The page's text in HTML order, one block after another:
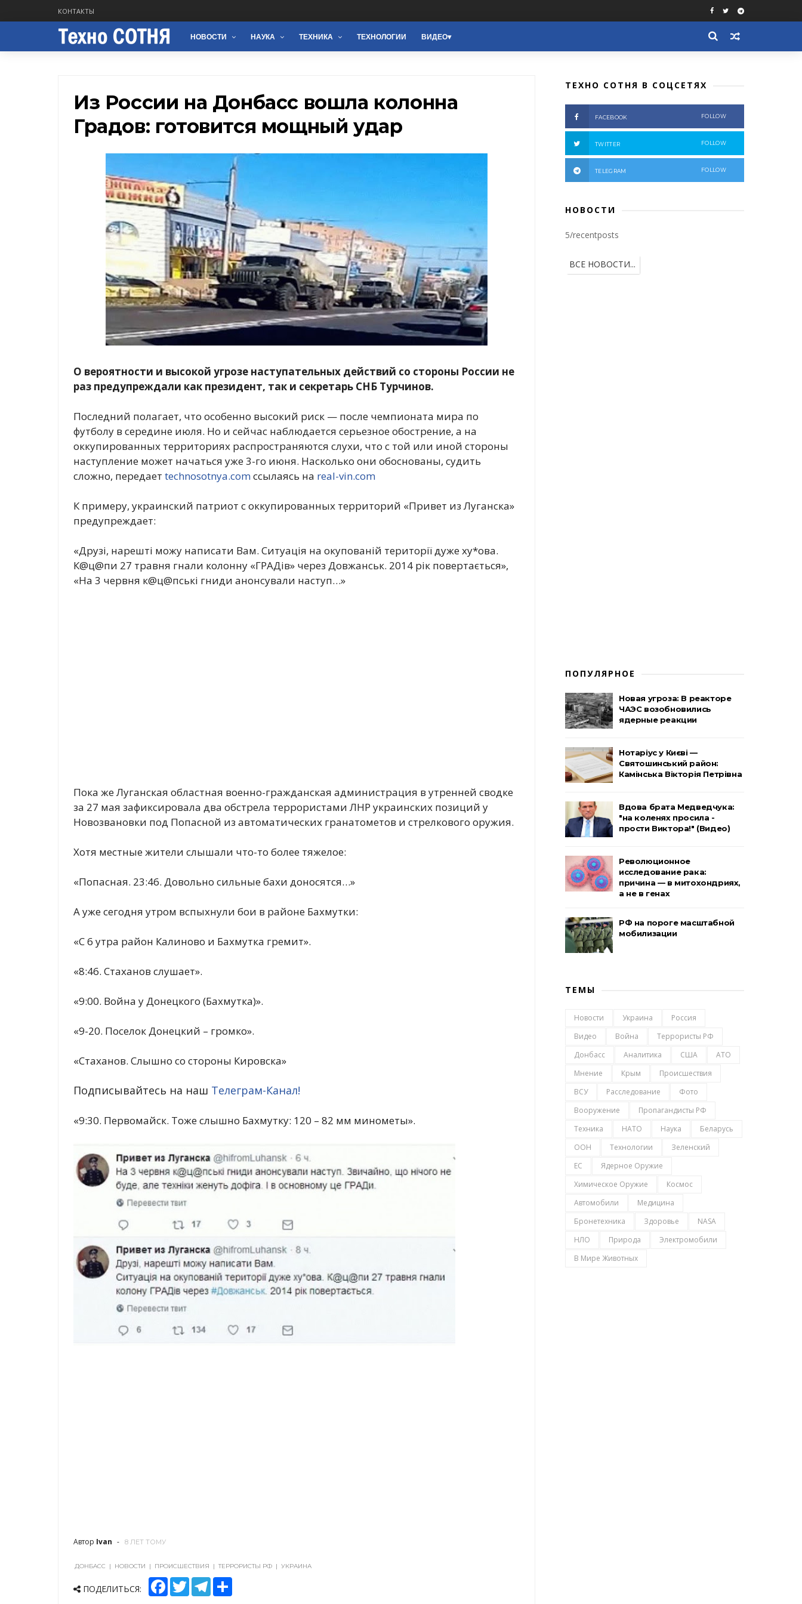
КОНТАКТЫ
НОВОСТИ НАУКА ТЕХНИКА ТЕХНОЛОГИИ ВИДЕО
Из России на Донбасс вошла колонна
Градов: готовится мощный удар
О вероятности и высокой угрозе наступательных действий со стороны России не
раз предупреждали как президент, так и секретарь СНБ Турчинов.
Последний полагает, что особенно высокий риск — после чемпионата мира по
футболу в середине июля. Но и сейчас наблюдается серьезное обострение, а на
оккупированных территориях распространяются слухи, что с той или иной стороны
наступление может начаться уже 3-го июня. Насколько они обоснованы, судить
сложно, передает technosotnya.comссылаясь на real-vin.com
К примеру, украинский патриот с оккупированных территорий «Привет из Луганска»
предупреждает:
«Друзі, нарешті можу написати Вам. Ситуація на окупованій території дуже ху*ова.
К@ц@пи 27 травня гнали колонну «ГРАДів» через Довжанськ. 2014 рік повертається»,
«На 3 червня к@ц@пські гниди анонсували наступ…»
Пока же Луганская областная военно-гражданская администрация в утренней сводке
за 27 мая зафиксировала два обстрела террористами ЛНР украинских позиций у
Новозвановки под Попасной из автоматических гранатометов и стрелкового оружия.
Хотя местные жители слышали что-то более тяжелое:
«Попасная. 23:46. Довольно сильные бахи доносятся…»
А уже сегодня утром вспыхнули бои в районе Бахмутки:
«С 6 утра район Калиново и Бахмутка гремит».
«8:46. Стаханов слушает».
«9:00. Война у Донецкого (Бахмутка)».
«9-20. Поселок Донецкий – громко».
«Стаханов. Слышно со стороны Кировска»
Подписывайтесь на наш Телеграм-Канал!
«9:30. Первомайск. Тоже слышно Бахмутку: 120 – 82 мм минометы».
Автор Ivan 8 ЛЕТ ТОМУ
ДОНБАСС | НОВОСТИ | ПРОИСШЕСТВИЯ | ТЕРРОРИСТЫ РФ | УКРАИНА
ПОДЕЛИТЬСЯ:
F
T
w
T
ТЕХНО СОТНЯ В СОЦСЕТЯХ
FACEBOOK FOLLOW
TWITTER FOLLOW
TELEGRAM FOLLOW
НОВОСТИ
5/recentposts
ВСЕ НОВОСТИ...
ПОПУЛЯРНОЕ
Новая угроза: В реакторе
ЧАЭС возобновились
ядерные реакции
Нотаріус у Києві —
Святошинський район:
Камінська Вікторія Петрівна
Вдова брата Медведчука:
"на коленях просила -
прости Виктора!" (Видео)
Революционное
исследование рака:
причина — в митохондриях,
а не в генах
РФ на пороге масштабной
мобилизации
ТЕМЫ
Новости Украина
Россия
Видео
Война
Террористы РФ
Донбасс
Аналитика США
АТО
Мнение
Крым
Происшествия
ВСУ
Расследование
Фото
Вооружение
Пропагандисты РФ
Техника
НАТО Наука
Беларусь
ООН
Технологии
Зеленский
ЕС
Ядерное Оружие
Химическое Оружие
Космос
Автомобили
Медицина
Бронетехника
Здоровье
NASA
НЛО
Природа
Электромобили
В Мире Животных